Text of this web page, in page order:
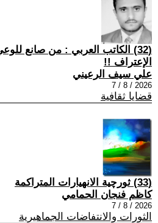
(32) الكاتب العربي : من صانع
الإعتراف !!
علي سيف الرعيني
2026 / 8 / 7
قضايا ثقافية
(33) ثورچية الانهيارات المتراكمة
كاظم فنجان الحمامي
2026 / 8 / 7
الثورات والانتفاضات الجماهيرية